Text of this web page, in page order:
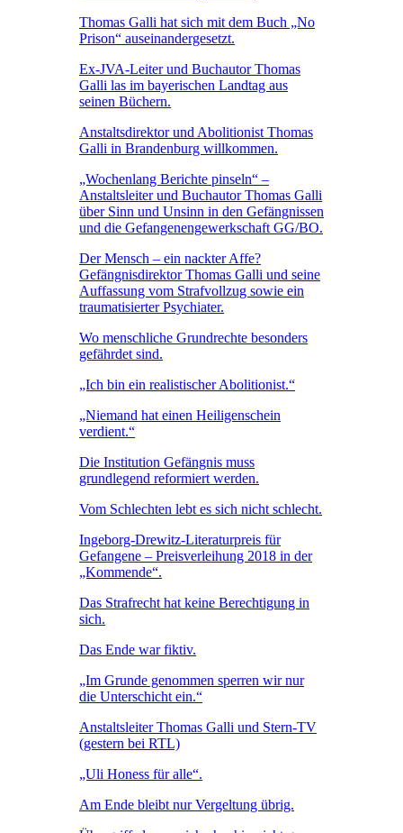
Thomas Galli hat sich mit dem Buch „No
Prison“ auseinandergesetzt.
Ex-JVA-Leiter und Buchautor Thomas
Galli las im bayerischen Landtag aus
seinen Büchern.
Anstaltsdirektor und Abolitionist Thomas
Galli in Brandenburg willkommen.
„Wochenlang Berichte pinseln“ –
Anstaltsleiter und Buchautor Thomas Galli
über Sinn und Unsinn in den Gefängnissen
und die Gefangenengewerkschaft GG/BO.
Der Mensch – ein nackter Affe?
Gefängnisdirektor Thomas Galli und seine
Auffassung vom Strafvollzug sowie ein
traumatisierter Psychiater.
Wo menschliche Grundrechte besonders
gefährdet sind.
„Ich bin ein realistischer Abolitionist.“
„Niemand hat einen Heiligenschein
verdient.“
Die Institution Gefängnis muss
grundlegend reformiert werden.
Vom Schlechten lebt es sich nicht schlecht.
Ingeborg-Drewitz-Literaturpreis für
Gefangene – Preisverleihung 2018 in der
„Kommende“.
Das Strafrecht hat keine Berechtigung in
sich.
Das Ende war fiktiv.
„Im Grunde genommen sperren wir nur
die Unterschicht ein.“
Anstaltsleiter Thomas Galli und Stern-TV
(gestern bei RTL)
„Uli Honess für alle“.
Am Ende bleibt nur Vergeltung übrig.